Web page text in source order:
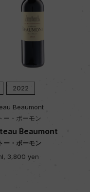
2022
Beaumont
ー・ボーモン
Beaumont
ー・ボーモン
3,800 yen